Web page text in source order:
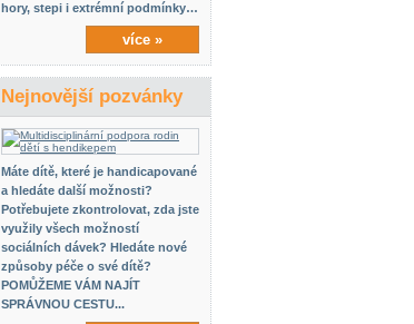
hory, stepi i extrémní podmínky…
více »
Nejnovější pozvánky
Máte dítě, které je handicapované
a hledáte další možnosti?
Potřebujete zkontrolovat, zda jste
využily všech možností
sociálních dávek? Hledáte nové
způsoby péče o své dítě?
POMŮŽEME VÁM NAJÍT
SPRÁVNOU CESTU...